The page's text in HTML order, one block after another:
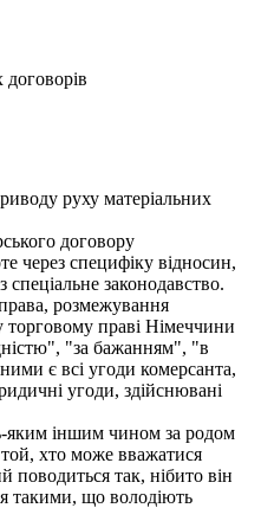
руху матеріальних
договору
через специфіку відносин,
спеціальне законодавство.
розмежування
торговому праві Німеччини
"за бажанням", "в
є всі угоди комерсанта,
угоди, здійснювані
яким іншим чином за родом
той, хто може вважатися
поводиться так, нібито він
такими, що володіють